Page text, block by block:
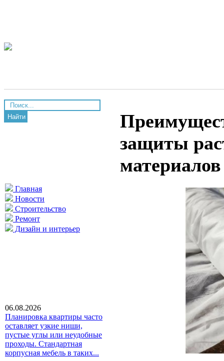
Найти
Главная
Новости
Строительство
Ремонт
Дизайн и интерьер
06.08.2026
Планировка квартиры часто
оставляет узкие ниши,
пустые углы или неудобные
проходы. Стандартная
корпусная мебель в таких...
защиты
материалов